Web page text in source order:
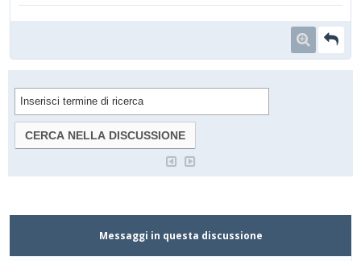
Messaggi in questa discussione